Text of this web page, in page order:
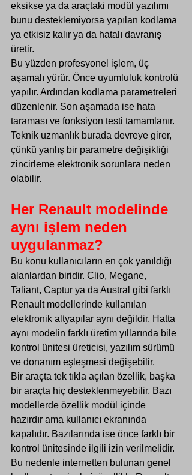
eksikse ya da araçtaki modül yazılımı
bunu desteklemiyorsa yapılan kodlama
ya etkisiz kalır ya da hatalı davranış
üretir.
Bu yüzden profesyonel işlem, üç
aşamalı yürür. Önce uyumluluk kontrolü
yapılır. Ardından kodlama parametreleri
düzenlenir. Son aşamada ise hata
taraması ve fonksiyon testi tamamlanır.
Teknik uzmanlık burada devreye girer,
çünkü yanlış bir parametre değişikliği
zincirleme elektronik sorunlara neden
olabilir.
Her Renault modelinde
aynı işlem neden
uygulanmaz?
Bu konu kullanıcıların en çok yanıldığı
alanlardan biridir. Clio, Megane,
Taliant, Captur ya da Austral gibi farklı
Renault modellerinde kullanılan
elektronik altyapılar aynı değildir. Hatta
aynı modelin farklı üretim yıllarında bile
kontrol ünitesi üreticisi, yazılım sürümü
ve donanım eşleşmesi değişebilir.
Bir araçta tek tıkla açılan özellik, başka
bir araçta hiç desteklenmeyebilir. Bazı
modellerde özellik modül içinde
hazırdır ama kullanıcı ekranında
kapalıdır. Bazılarında ise önce farklı bir
kontrol ünitesinde ilgili izin verilmelidir.
Bu nedenle internetten bulunan genel